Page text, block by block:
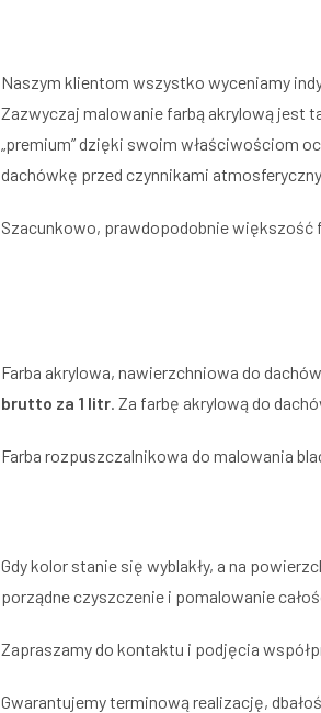
Naszym klientom wszystko wyceniamy
Zazwyczaj malowanie farbą akrylową jest
„premium” dzięki swoim właściwościom
dachówkę przed czynnikami
Szacunkowo, prawdopodobnie większość
Farba akrylowa, nawierzchniowa do
brutto za 1 litr . Za farbę akrylową do
Farba rozpuszczalnikowa do malowania
Gdy kolor stanie się wyblakły, a na
porządne czyszczenie i pomalowanie
Zapraszamy do kontaktu i podjęcia
Gwarantujemy terminową realizację,